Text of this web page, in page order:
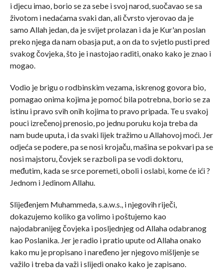
i djecu imao, borio se za sebe i svoj narod, suočavao se sa
životom i nedaćama svaki dan, ali čvrsto vjerovao da je
samo Allah jedan, da je svijet prolazan i da je Kur'an poslan
preko njega da nam obasja put, a on da to svjetlo pusti pred
svakog čovjeka, što je i nastojao raditi, onako kako je znao i
mogao.
Vodio je brigu o rodbinskim vezama, iskrenog govora bio,
pomagao onima kojima je pomoć bila potrebna, borio se za
istinu i pravo svih onih kojima to pravo pripada. Te u svakoj
pouci izrečenoj prenosio, po jednu poruku koja treba da
nam bude uputa, i da svaki lijek tražimo u Allahovoj moći. Jer
odjeća se podere, pa se nosi krojaču, mašina se pokvari pa se
nosi majstoru, čovjek se razboli pa se vodi doktoru,
međutim, kada se srce poremeti, oboli i oslabi, kome će ići ?
Jednom i Jedinom Allahu.
Slijeđenjem Muhammeda, s.a.w.s., i njegovih riječi,
dokazujemo koliko ga volimo i poštujemo kao
najodabranijeg čovjeka i posljednjeg od Allaha odabranog
kao Poslanika. Jer je radio i pratio upute od Allaha onako
kako mu je propisano i naređeno jer njegovo mišljenje se
važilo i treba da važi i slijedi onako kako je zapisano.